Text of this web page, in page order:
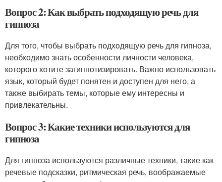
Вопрос 2: Как выбрать подходящую речь для
гипноза
Для того, чтобы выбрать подходящую речь для гипноза,
необходимо знать особенности личности человека,
которого хотите загипнотизировать. Важно использовать
язык, который будет понятен и доступен для него, а
также выбирать темы, которые ему интересны и
привлекательны.
Вопрос 3: Какие техники используются для
гипноза
Для гипноза используются различные техники, такие как
речевые подсказки, ритмическая речь, воображаемые